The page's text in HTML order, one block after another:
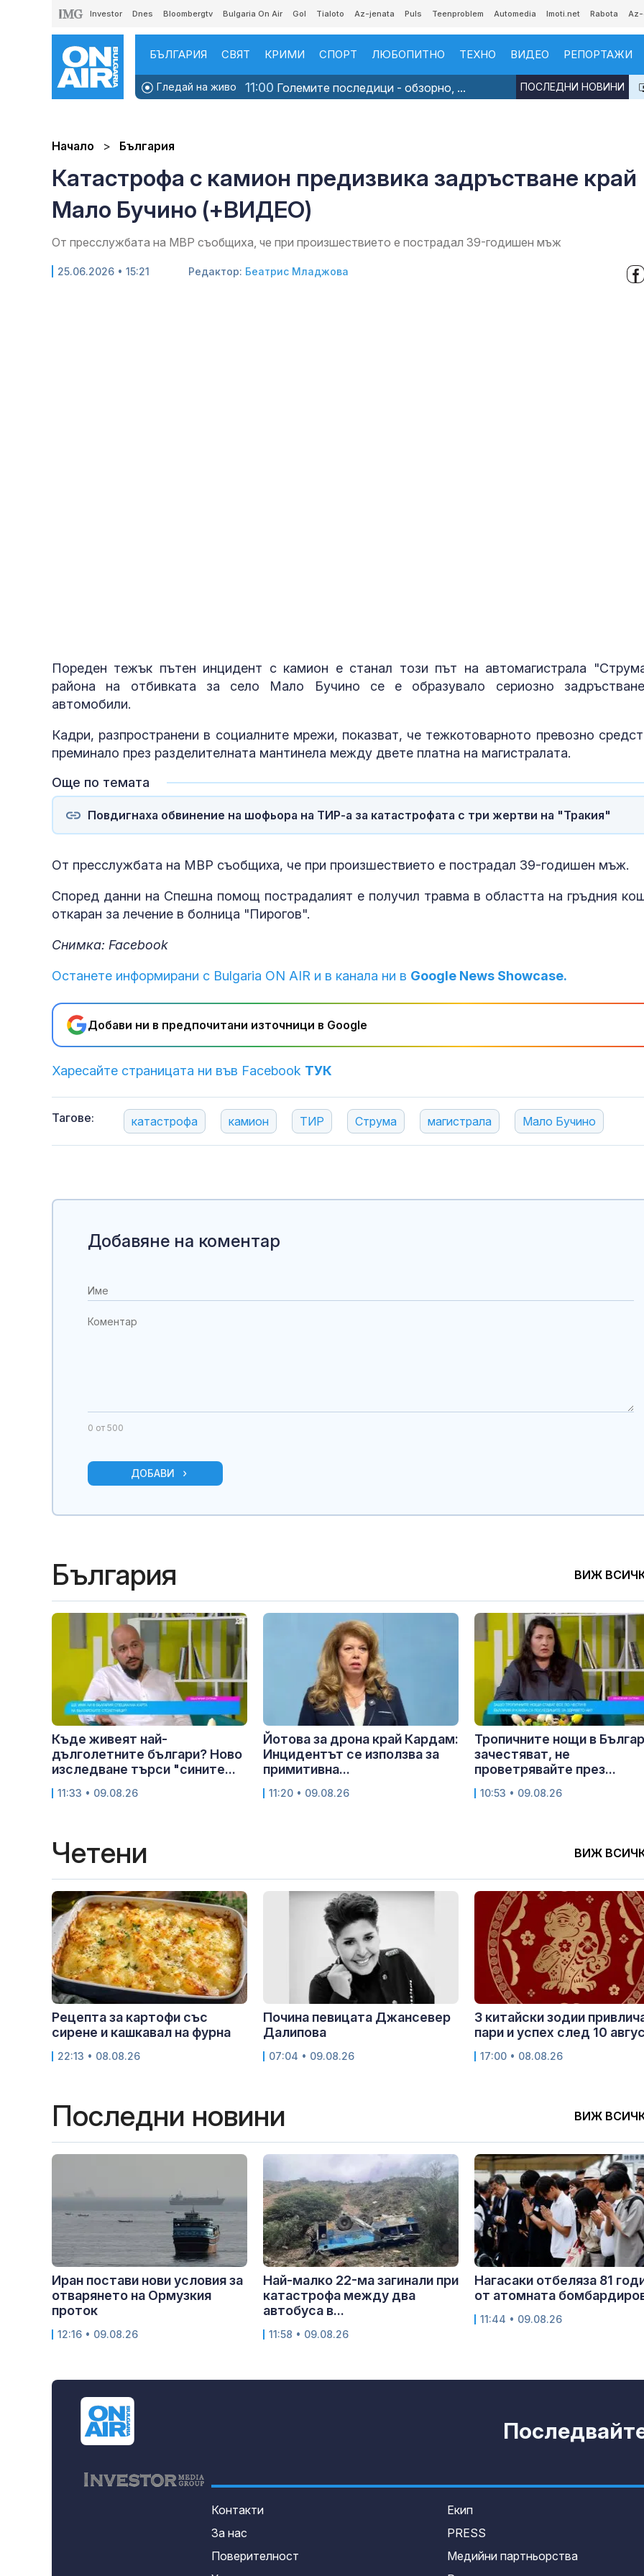
Investor Dnes Bloombergtv Bulgaria On Air Gol Tialoto Az-jenata Puls Teenproblem Automedia Imoti.net Rabota
БЪЛГАРИЯ СВЯТ КРИМИ СПОРТ ЛЮБОПИТНО ТЕХНО ВИДЕО РЕПОРТАЖИ
Гледай на живо 11:00 Големите последици - обзорно, ... ПОСЛЕДНИ НОВИНИ
Начало България
Катастрофа с камион предизвика задръстване край
Мало Бучино (+ВИДЕО)
От пресслужбата на МВР съобщиха, че при произшествието е пострадал 39-годишен мъж
25.06.2026 • 15:21 Редактор: Беатрис Младжова
Пореден тежък пътен инцидент с камион е станал този път на автомагистрала
района на отбивката за село Мало Бучино се е образувало сериозно
автомобили.
Кадри, разпространени в социалните мрежи, показват, че тежкотоварното превозно
преминало през разделителната мантинела между двете платна на магистралата.
Още по темата
Повдигнаха обвинение на шофьора на ТИР-а за катастрофата с три жертви на "Тракия"
От пресслужбата на МВР съобщиха, че при произшествието е пострадал 39-годишен мъж.
Според данни на Спешна помощ пострадалият е получил травма в областта на гръдния
откаран за лечение в болница "Пирогов".
Снимка: Facebook
Останете информирани с Bulgaria ON AIR и в канала ни в Google News Showcase.
Добави ни в предпочитани източници в Google
Харесайте страницата ни във Facebook ТУК
Тагове: катастрофа камион ТИР Струма магистрала Мало Бучино
Тръмп вече
В Кричим
Добавяне на коментар
0 от 500
ДОБАВИ
България ВИЖ
Къде живеят най-
дълголетните българи? Ново
изследване търси "сините...
11:33 • 09.08.26
Йотова за дрона край Кардам:
Инцидентът се използва за
примитивна...
11:20 • 09.08.26
Тропичните нощи в
зачестяват, не
проветрявайте през...
10:53 • 09.08.26
Четени ВИЖ
Рецепта за картофи със
сирене и кашкавал на фурна
22:13 • 08.08.26
Почина певицата Джансевер
Далипова
07:04 • 09.08.26
3 китайски зодии
пари и успех след 10
17:00 • 08.08.26
Последни новини ВИЖ
Иран постави нови условия за
отварянето на Ормузкия
проток
12:16 • 09.08.26
Най-малко 22-ма загинали при
катастрофа между два
автобуса в...
11:58 • 09.08.26
Нагасаки отбеляза 81
от атомната
11:44 • 09.08.26
Контакти
За нас
Поверителност
Екип
PRESS
Медийни партньорства